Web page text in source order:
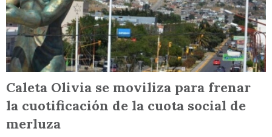
Caleta Olivia se moviliza para frenar
la cuotificación de la cuota social de
merluza